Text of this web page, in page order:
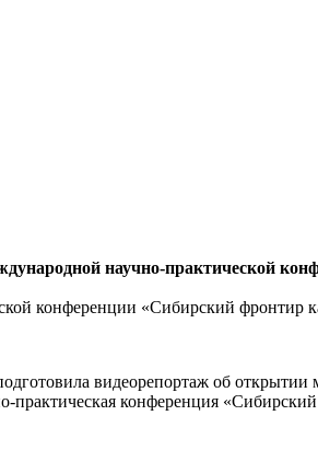
научно-практической
конференции «Сибирский фронтир
видеорепортаж об
конференция